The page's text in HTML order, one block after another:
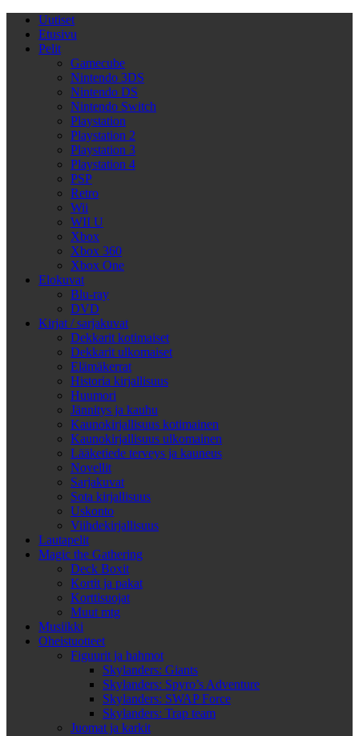
Uutiset
Etusivu
Pelit
Gamecube
Nintendo 3DS
Nintendo DS
Nintendo Switch
Playstation
Playstation 2
Playstation 3
Playstation 4
PSP
Retro
Wii
WII U
Xbox
Xbox 360
Xbox One
Elokuvat
Blu-ray
DVD
Kirjat / sarjakuvat
Dekkarit kotimaiset
Dekkarit ulkomaiset
Elämäkerrat
Historia kirjallisuus
Huumori
Jännitys ja kauhu
Kaunokirjallisuus kotimainen
Kaunokirjallisuus ulkomainen
Lääketiede terveys ja kauneus
Novellit
Sarjakuvat
Sota kirjallisuus
Uskonto
Viihdekirjallisuus
Lautapelit
Magic the Gathering
Deck Boxit
Kortit ja pakat
Korttisuojat
Muut mtg
Musiikki
Oheistuotteet
Figuurit ja hahmot
Skylanders: Giants
Skylanders: Spyro’s Adventure
Skylanders: SWAP Force
Skylanders: Trap team
Juomat ja karkit